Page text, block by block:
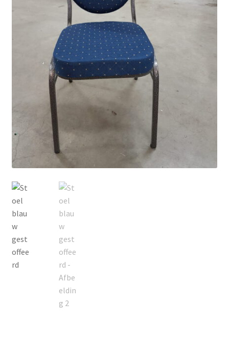
Informatie
Privacyverklaring
Producten + prijzen
Vacature: Medewerker bezorging & opbouw
Vacature: Parttime medewerker bezorging & opbouw